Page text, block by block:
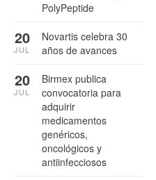
PolyPeptide
Novartis celebra 30
años de avances
20
JUL
Birmex publica
convocatoria para
adquirir
medicamentos
genéricos,
oncológicos y
antiinfecciosos
20
JUL